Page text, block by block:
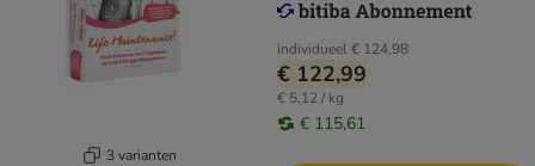
3 varianten
individueel€ 124,98
€ 122,99
€ 5,12 / kg
€ 115,61